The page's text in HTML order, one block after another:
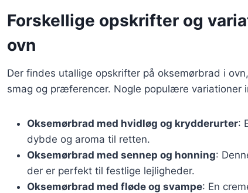
Forskellige opskrifter og
ovn
Der findes utallige opskrifter på oksemørbrad i
smag og præferencer. Nogle populære variationer
Oksemørbrad med hvidløg og krydderurter:
dybde og aroma til retten.
Oksemørbrad med sennep og honning:
der er perfekt til festlige lejligheder.
Oksemørbrad med fløde og svampe: En